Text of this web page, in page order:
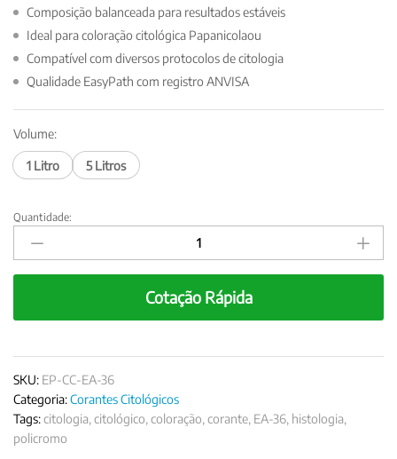
Composição balanceada para resultados estáveis
Ideal para coloração citológica Papanicolaou
Compatível com diversos protocolos de citologia
Qualidade EasyPath com registro ANVISA
Volume:
1 Litro 5 Litros
Corante
Citológico
Policromo
EA-
quantity
Quantidade:
Cotação Rápida
SKU: EP-CC-EA-36
Categoria:Corantes Citológicos
Tags:citologia, citológico, coloração, corante, EA-36, histologia,
policromo